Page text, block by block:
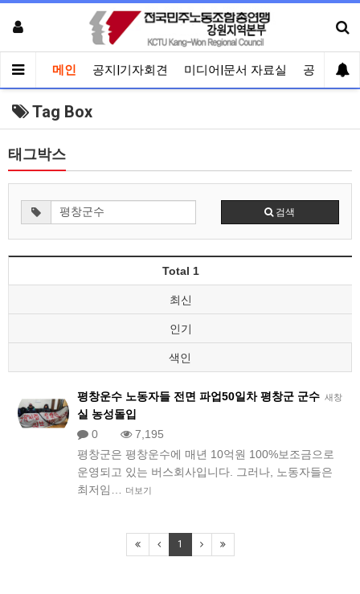
메인 공지|기자회견 미디어|문서 자료실 공유게시
Tag Box
태그박스
검색
Total 1
최신
인기
색인
새창
평창운수 노동자들 전면 파업50일차 평창군 군수
실 농성돌입
0
7,195
평창군은 평창운수에 매년 10억원 100%보조금으로
운영되고 있는 버스회사입니다. 그러나, 노동자들은
최저임…
더보기
1